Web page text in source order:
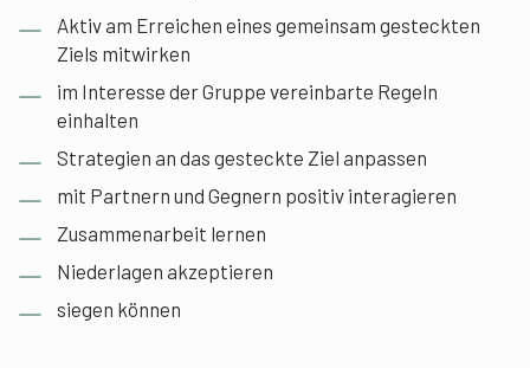
Aktiv am Erreichen eines gemeinsam gesteckten
Ziels mitwirken
im Interesse der Gruppe vereinbarte Regeln
einhalten
Strategien an das gesteckte Ziel anpassen
mit Partnern und Gegnern positiv interagieren
Zusammenarbeit lernen
Niederlagen akzeptieren
siegen können